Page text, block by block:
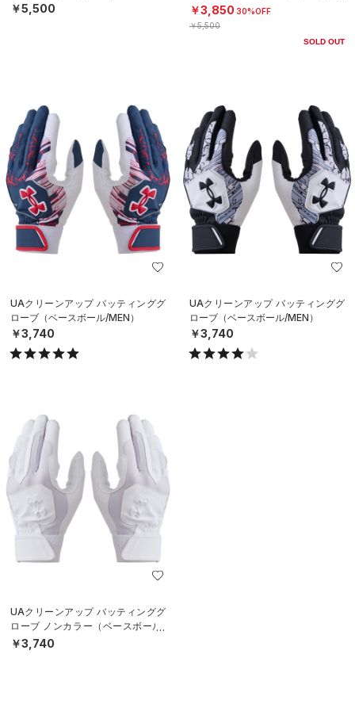
￥5,500
N）
￥3,850 30%OFF
￥5,500
SOLD OUT
UAクリーンアップ バッティンググ
ローブ（ベースボール/MEN）
￥3,740
UAクリーンアップ バッティンググ
ローブ（ベースボール/MEN）
￥3,740
UAクリーンアップ バッティンググ
ローブ ノンカラー（ベースボール/
MEN）
￥3,740